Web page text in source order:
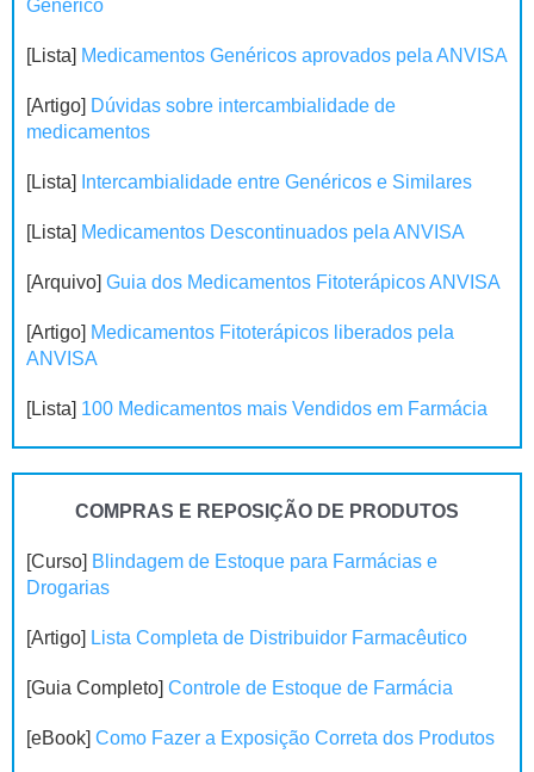
Genérico
[Lista] Medicamentos Genéricos aprovados pela ANVISA
[Artigo] Dúvidas sobre intercambialidade de
medicamentos
[Lista] Intercambialidade entre Genéricos e Similares
[Lista] Medicamentos Descontinuados pela ANVISA
[Arquivo] Guia dos Medicamentos Fitoterápicos ANVISA
[Artigo] Medicamentos Fitoterápicos liberados pela
ANVISA
[Lista] 100 Medicamentos mais Vendidos em Farmácia
COMPRAS E REPOSIÇÃO DE PRODUTOS
[Curso] Blindagem de Estoque para Farmácias e
Drogarias
[Artigo] Lista Completa de Distribuidor Farmacêutico
[Guia Completo] Controle de Estoque de Farmácia
[eBook] Como Fazer a Exposição Correta dos Produtos